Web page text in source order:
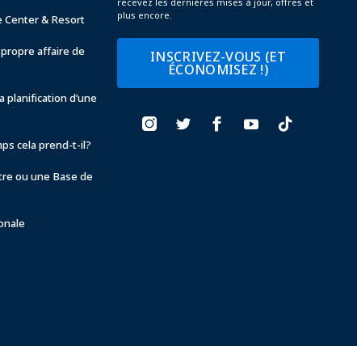
plus encore.
INSCRIVEZ-VOUS (ET
ÉCONOMISEZ !)
Center & Resort
affaire de
planification d’une
cela prend-t-il?
ou une Base de